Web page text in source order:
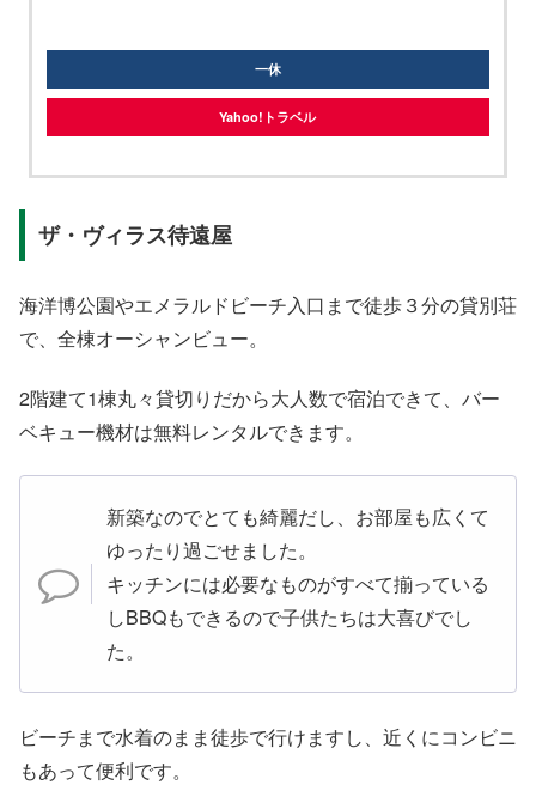
一休
Yahoo!トラベル
ザ・ヴィラス待遠屋
海洋博公園やエメラルドビーチ入口まで徒歩３分の貸別荘
で、全棟オーシャンビュー。
2階建て1棟丸々貸切りだから大人数で宿泊できて、バー
ベキュー機材は無料レンタルできます。
新築なのでとても綺麗だし、お部屋も広くて
ゆったり過ごせました。
キッチンには必要なものがすべて揃っている
しBBQもできるので子供たちは大喜びでし
た。
ビーチまで水着のまま徒歩で行けますし、近くにコンビニ
もあって便利です。